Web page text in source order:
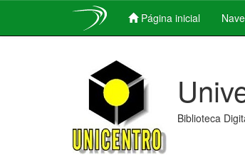
Página inicial
Biblioteca